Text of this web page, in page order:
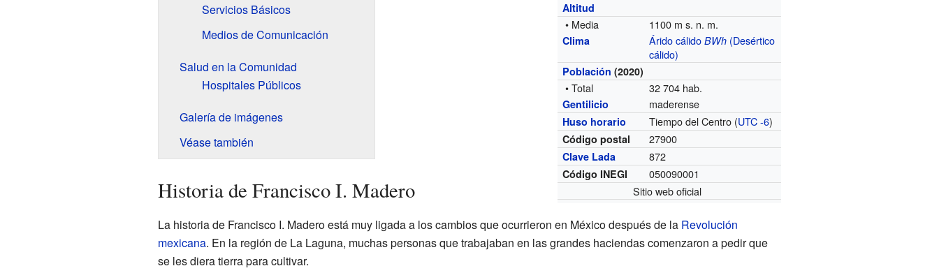
Altitud
• Media 1100 m s. n. m.
Clima Árido cálidoBWh (Desértico
cálido)
Población (2020)
• Total 32 704 hab.
Gentilicio maderense
Huso horario Tiempo del Centro (UTC -6)
Código postal 27900
Clave Lada 872
Código INEGI
050090001
Sitio web oficial
Servicios Básicos
Medios de Comunicación
Salud en la Comunidad
Hospitales Públicos
Galería de imágenes
Véase también
Historia de Francisco I. Madero
La historia de Francisco I. Madero está muy ligada a los cambios que ocurrieron en México después de la Revolución
mexicana. En la región de La Laguna, muchas personas que trabajaban en las grandes haciendas comenzaron a pedir que
se les diera tierra para cultivar.